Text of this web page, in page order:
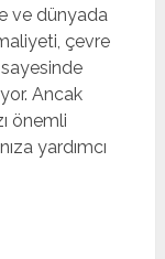
ve dünyada
çevre
Ancak
önemli
yardımcı